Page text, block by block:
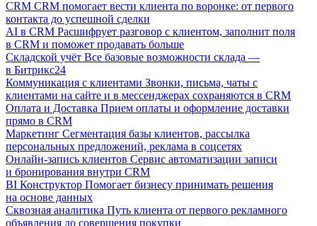
CRM CRM помогает вести клиента по воронке: от первого
контакта до успешной сделки
AI в CRM Расшифрует разговор с клиентом, заполнит поля
в CRM и поможет продавать больше
Складской учёт Все базовые возможности склада —
в Битрикс24
Коммуникация с клиентами Звонки, письма, чаты с
клиентами на сайте и в мессенджерах сохраняются в CRM
Оплата и Доставка Прием оплаты и оформление доставки
прямо в CRM
Маркетинг Сегментация базы клиентов, рассылка
персональных предложений, реклама в соцсетях
Онлайн-запись клиентов Сервис автоматизации записи
и бронирования внутри CRM
BI Конструктор Помогает бизнесу принимать решения
на основе данных
Сквозная аналитика Путь клиента от первого рекламного
объявления до совершения покупки